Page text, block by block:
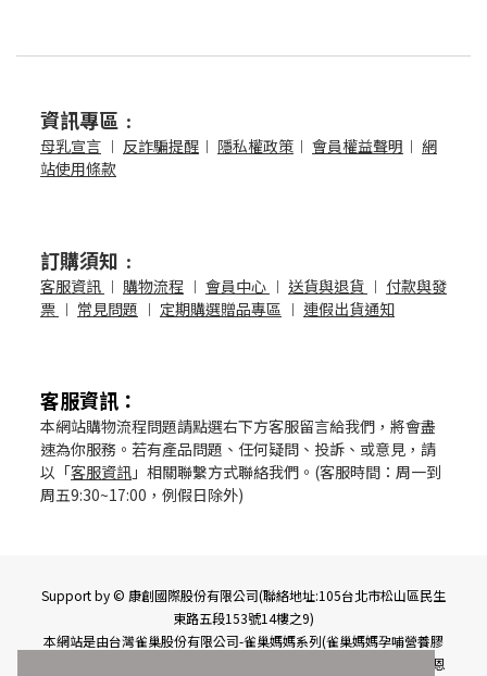
資訊專區﹕
母乳宣言 ︱ 反詐騙提醒 ︱ 隱私權政策 ︱ 會員權益聲明 ︱ 網
站使用條款
訂購須知﹕
客服資訊 ︱ 購物流程 ︱ 會員中心 ︱ 送貨與退貨 ︱ 付款與發
票 ︱ 常見問題 ︱ 定期購選贈品專區 ︱ 連假出貨通知
客服資訊 ：
本網站購物流程問題請點選右下方客服留言給我們，將會盡
速為你服務。若有產品問題、任何疑問、投訴、或意見，請
以「客服資訊 」相關聯繫方式聯絡我們。(客服時間：周一到
周五9:30~17:00，例假日除外)
Support by © 康創國際股份有限公司(聯絡地址:105台北市松山區民生
東路五段153號14樓之9)
本網站是由台灣雀巢股份有限公司-雀巢媽媽系列(雀巢媽媽孕哺營養膠
囊、雀巢媽媽LC40順哺膠囊、雀巢媽媽G穩適細粉)、能恩水解3、能恩